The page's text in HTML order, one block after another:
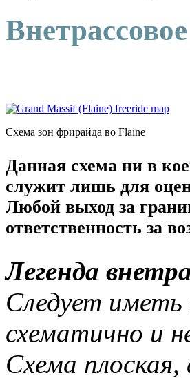
Схема зон фрирайда во Flaine
Данная схема ни в
служит лишь для
Любой выход за
ответственность за
Легенда
Следует иметь
схематично и
Схема